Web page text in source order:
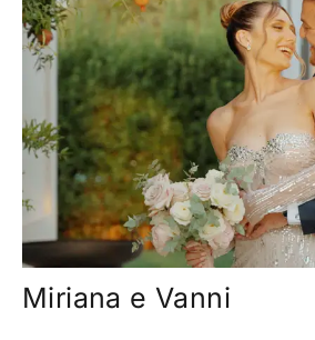
Miriana e Vanni